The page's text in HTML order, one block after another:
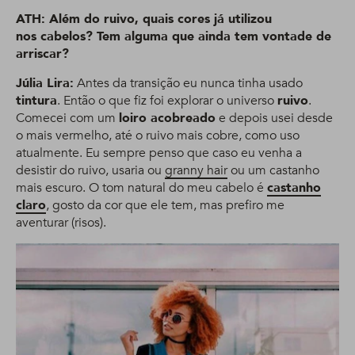
ATH: Além do ruivo, quais cores já utilizou
nos cabelos? Tem alguma que ainda tem vontade de
arriscar?
Júlia Lira: Antes da transição eu nunca tinha usado
tintura. Então o que fiz foi explorar o universoruivo.
Comecei com um loiro acobreado e depois usei desde
o mais vermelho, até o ruivo mais cobre, como uso
atualmente. Eu sempre penso que caso eu venha a
desistir do ruivo, usaria ou granny hairou um castanho
mais escuro. O tom natural do meu cabelo é castanho
claro, gosto da cor que ele tem, mas prefiro me
aventurar (risos).